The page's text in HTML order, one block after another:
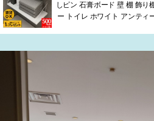
しピン 石膏ボード 壁 棚 飾り
ー トイレ ホワイト アンティ